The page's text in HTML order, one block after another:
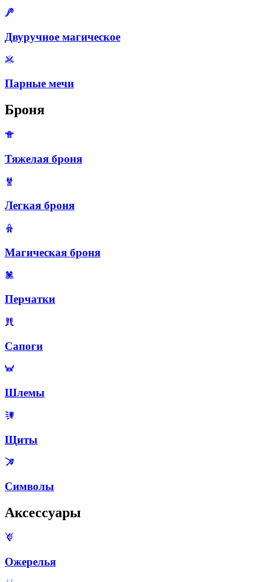
Двуручное магическое
Парные мечи
Броня
Тяжелая броня
Легкая броня
Магическая броня
Перчатки
Сапоги
Шлемы
Щиты
Символы
Аксессуары
Ожерелья